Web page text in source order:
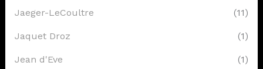
Jaeger-LeCoultre (11)
Jaquet Droz (1)
Jean d'Eve (1)